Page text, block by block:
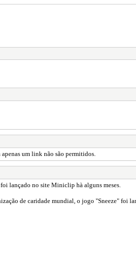
um link não são permitidos.
lançado no site Miniclip hà alguns meses.
de caridade mundial, o jogo "Sneeze" foi